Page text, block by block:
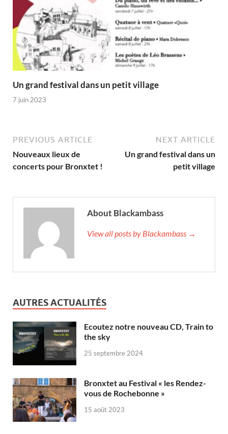
Un grand festival dans un petit village
7 juin 2023
PREVIOUS ARTICLE
Nouveaux lieux de
concerts pour Bronxtet !
NEXT ARTICLE
Un grand festival dans un
petit village
About Blackambass
View all posts by Blackambass →
AUTRES ACTUALITÉS
Ecoutez notre nouveau CD, Train to
the sky
25 septembre 2024
Bronxtet au Festival « les Rendez-
vous de Rochebonne »
15 août 2023